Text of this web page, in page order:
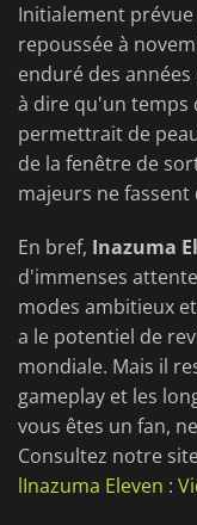
Initialement
repoussée à
enduré des
à dire qu'un temps
permettrait de
de la fenêtre de
majeurs ne
En bref, Inazuma
d'immenses
modes ambitieux
a le potentiel de
mondiale. Mais il
gameplay et les
vous êtes un fan,
Consultez notre
lInazuma Eleven :